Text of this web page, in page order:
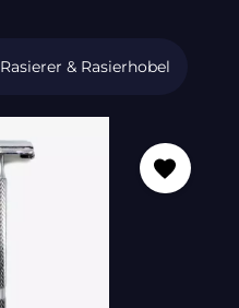
Rasierer & Rasierhobel